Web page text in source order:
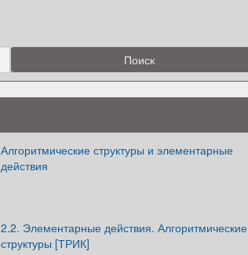
Алгоритмические структуры и элементарные
действия
2.2. Элементарные действия. Алгоритмические
структуры [ТРИК]